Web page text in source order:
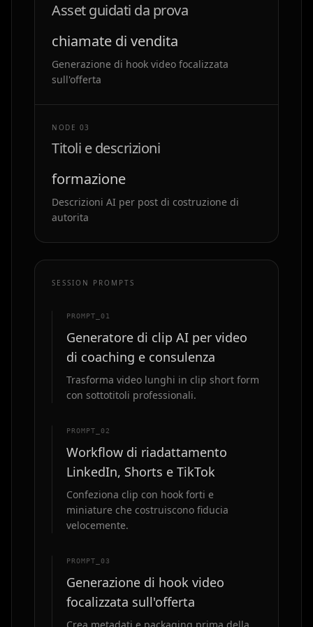
Asset guidati da prova
chiamate di vendita
Generazione di hook video focalizzata
sull'offerta
NODE 03
Titoli e descrizioni
formazione
Descrizioni AI per post di costruzione di
autorita
SESSION PROMPTS
PROMPT_01
Generatore di clip AI per video
di coaching e consulenza
Trasforma video lunghi in clip short form
con sottotitoli professionali.
PROMPT_02
Workflow di riadattamento
LinkedIn, Shorts e TikTok
Confeziona clip con hook forti e
miniature che costruiscono fiducia
velocemente.
PROMPT_03
Generazione di hook video
focalizzata sull'offerta